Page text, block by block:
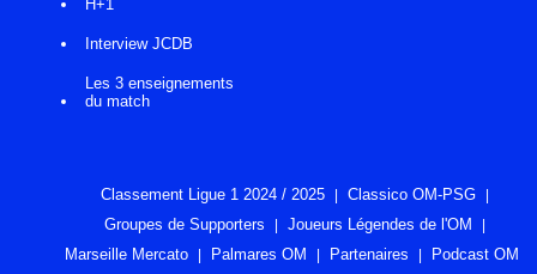
H+1
Interview JCDB
Les 3 enseignements
du match
Classement Ligue 1 2024 / 2025
Classico OM-PSG
Groupes de Supporters
Joueurs Légendes de l'OM
Marseille Mercato
Palmares OM Partenaires Podcast OM